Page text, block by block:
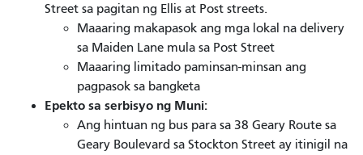
Street sa pagitan ng Ellis at Post streets.
Maaaring makapasok ang mga lokal na delivery
sa Maiden Lane mula sa Post Street
Maaaring limitado paminsan-minsan ang
pagpasok sa bangketa
Epekto sa serbisyo ng Muni:
Ang hintuan ng bus para sa 38 Geary Route sa
Geary Boulevard sa Stockton Street ay itinigil na